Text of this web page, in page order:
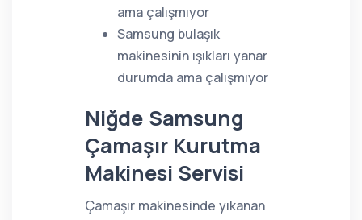
ama çalışmıyor
Samsung bulaşık
makinesinin ışıkları yanar
durumda ama çalışmıyor
Niğde Samsung
Çamaşır Kurutma
Makinesi Servisi
Çamaşır makinesinde yıkanan